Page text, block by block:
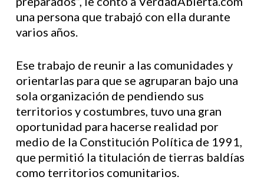
una persona que trabajó con ella durante
varios años.
Ese trabajo de reunir a las comunidades y
orientarlas para que se agruparan bajo una
sola organización de pendiendo sus
territorios y costumbres, tuvo una gran
oportunidad para hacerse realidad por
medio de la Constitución Política de 1991,
que permitió la titulación de tierras baldías
como territorios comunitarios.